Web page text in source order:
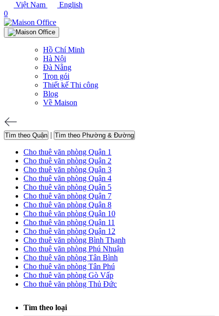
Việt Nam
English
0
Hồ Chí Minh
Hà Nội
Đà Nẵng
Trọn gói
Thiết kế Thi công
Blog
Về Maison
Tìm theo Quận | Tìm theo Phường & Đường
Cho thuê văn phòng Quận 1
Cho thuê văn phòng Quận 2
Cho thuê văn phòng Quận 3
Cho thuê văn phòng Quận 4
Cho thuê văn phòng Quận 5
Cho thuê văn phòng Quận 7
Cho thuê văn phòng Quận 8
Cho thuê văn phòng Quận 10
Cho thuê văn phòng Quận 11
Cho thuê văn phòng Quận 12
Cho thuê văn phòng Bình Thạnh
Cho thuê văn phòng Phú Nhuận
Cho thuê văn phòng Tân Bình
Cho thuê văn phòng Tân Phú
Cho thuê văn phòng Gò Vấp
Cho thuê văn phòng Thủ Đức
Tìm theo loại